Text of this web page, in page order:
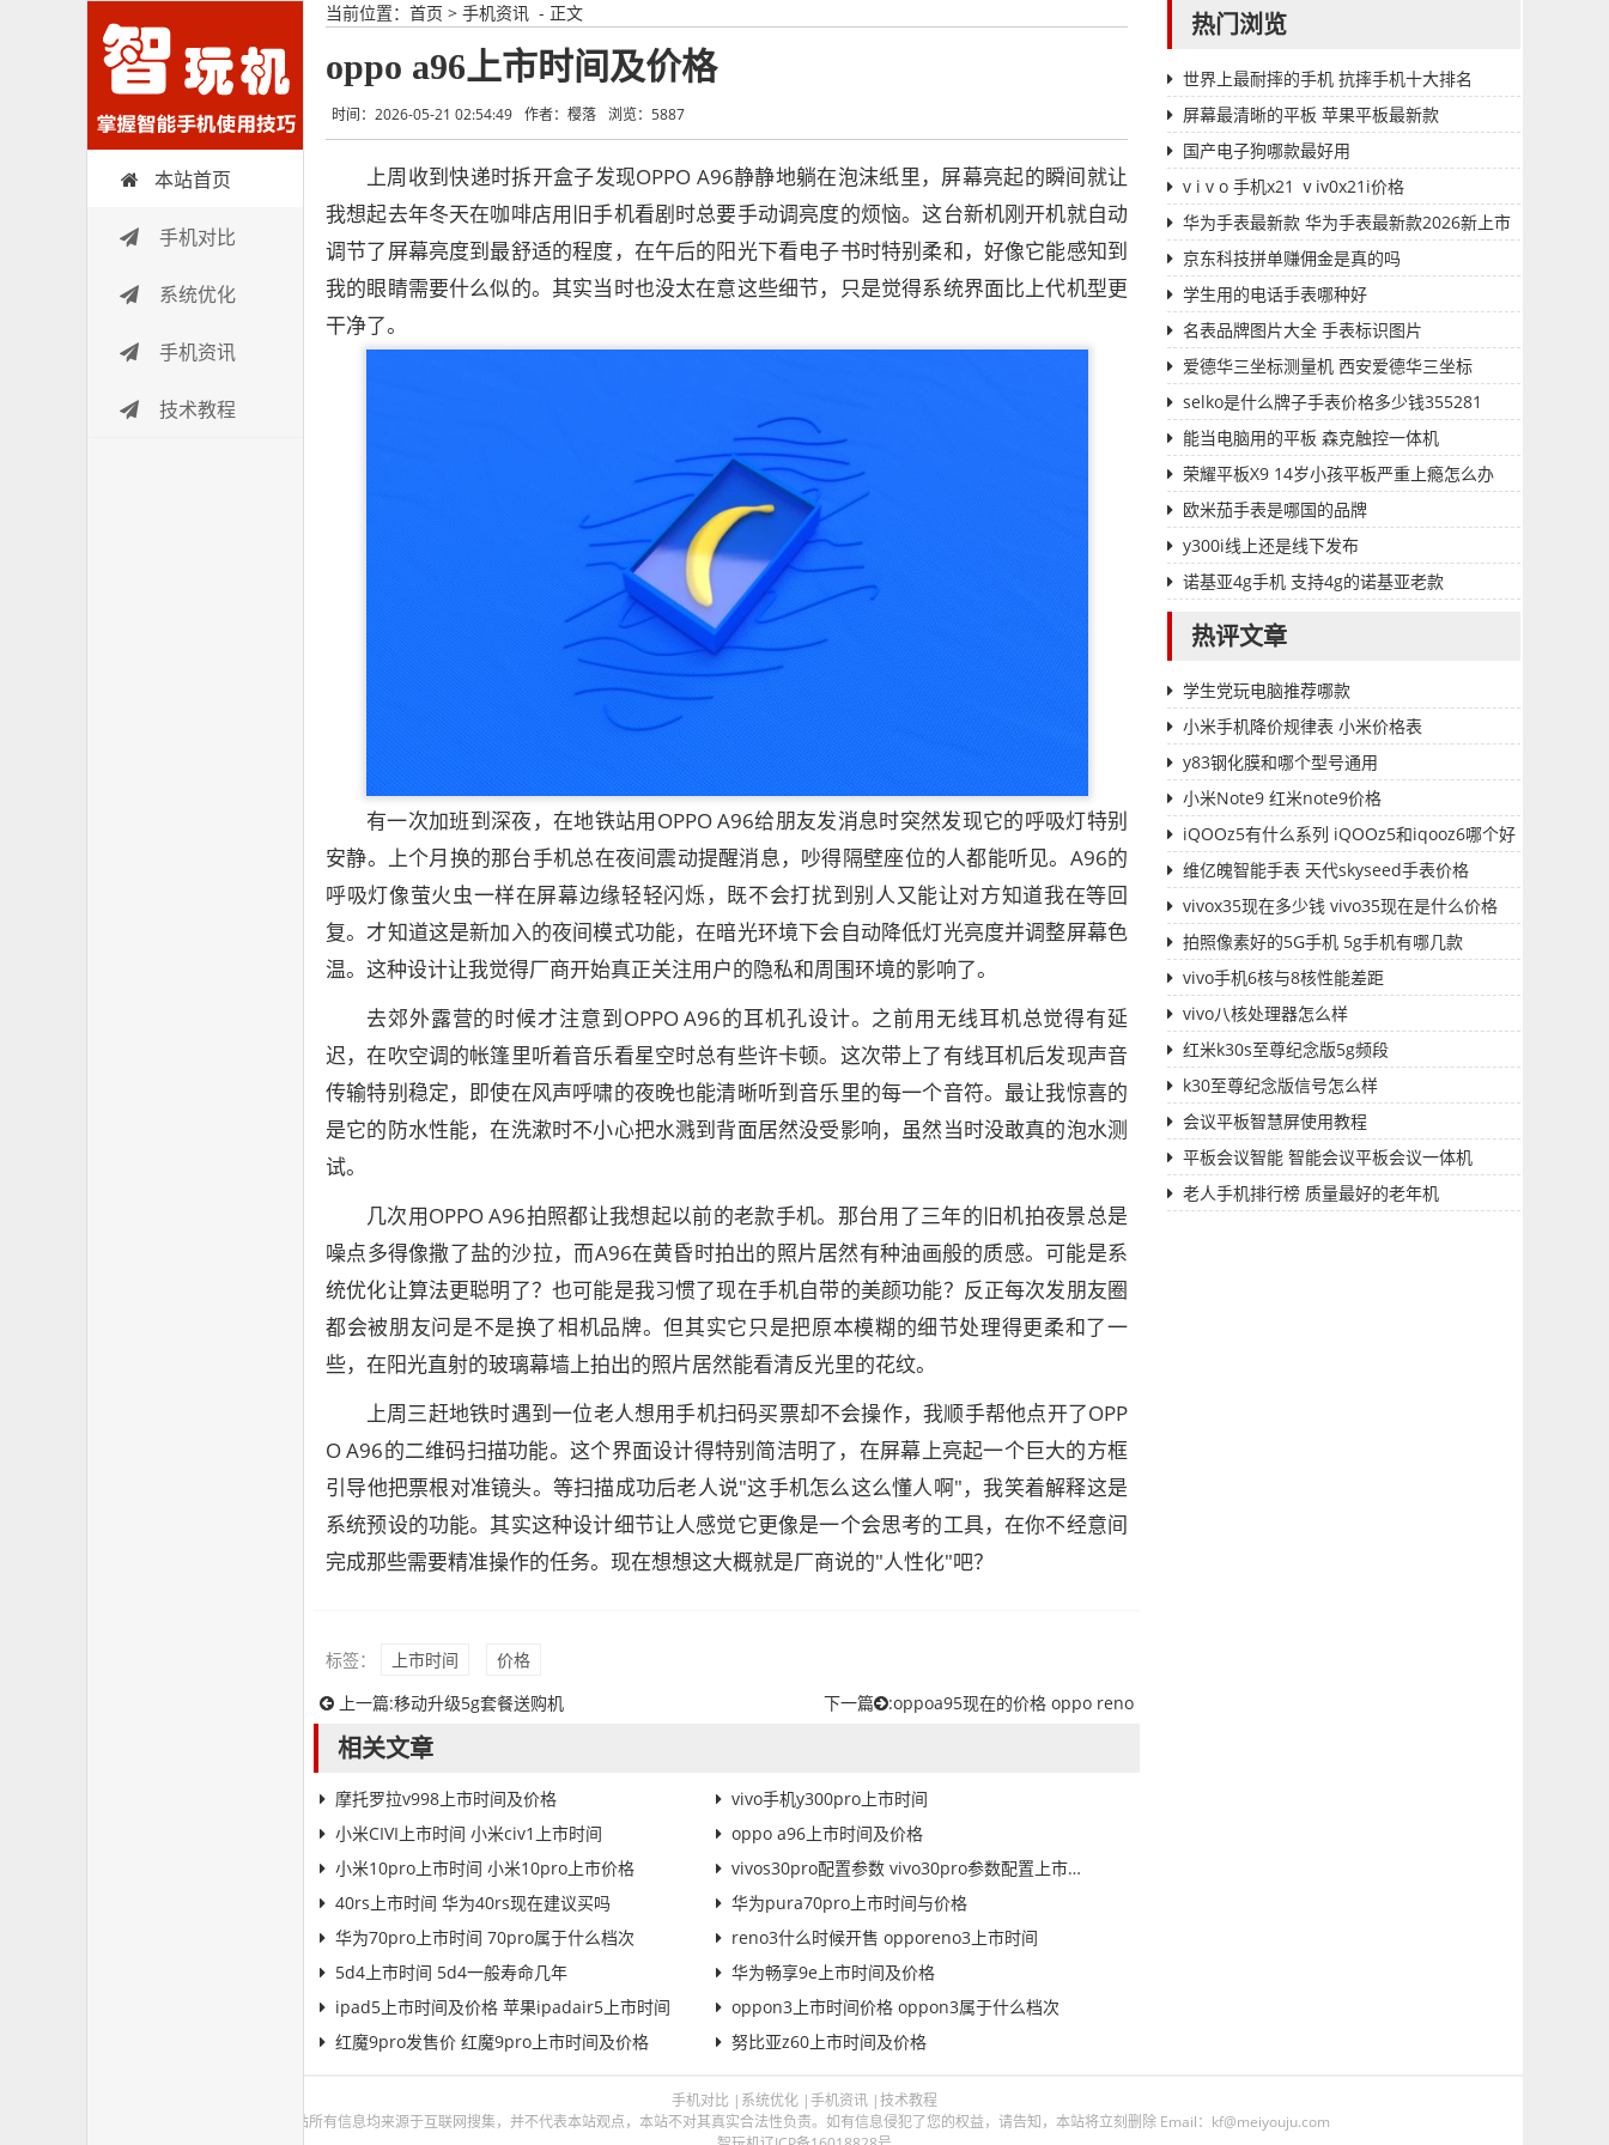
智玩机 本站首页
手机对比
系统优化
手机资讯
技术教程
当前位置： 首页 > 手机资讯 - 正文
oppo a96上市时间及价格
时间：2026-05-21 02:54:49 作者：樱落 浏览：5887
上周收到快递时拆开盒子发现OPPO A96静静地躺在泡沫纸里，屏幕亮起的瞬间就让
我想起去年冬天在咖啡店用旧手机看剧时总要手动调亮度的烦恼。这台新机刚开机就自动
调节了屏幕亮度到最舒适的程度，在午后的阳光下看电子书时特别柔和，好像它能感知到
我的眼睛需要什么似的。其实当时也没太在意这些细节，只是觉得系统界面比上代机型更
干净了。
有一次加班到深夜，在地铁站用OPPO A96给朋友发消息时突然发现它的呼吸灯特别
安静。上个月换的那台手机总在夜间震动提醒消息，吵得隔壁座位的人都能听见。A96的
呼吸灯像萤火虫一样在屏幕边缘轻轻闪烁，既不会打扰到别人又能让对方知道我在等回
复。才知道这是新加入的夜间模式功能，在暗光环境下会自动降低灯光亮度并调整屏幕色
温。这种设计让我觉得厂商开始真正关注用户的隐私和周围环境的影响了。
去郊外露营的时候才注意到OPPO A96的耳机孔设计。之前用无线耳机总觉得有延
迟，在吹空调的帐篷里听着音乐看星空时总有些许卡顿。这次带上了有线耳机后发现声音
传输特别稳定，即使在风声呼啸的夜晚也能清晰听到音乐里的每一个音符。最让我惊喜的
是它的防水性能，在洗漱时不小心把水溅到背面居然没受影响，虽然当时没敢真的泡水测
试。
几次用OPPO A96拍照都让我想起以前的老款手机。那台用了三年的旧机拍夜景总是
噪点多得像撒了盐的沙拉，而A96在黄昏时拍出的照片居然有种油画般的质感。可能是系
统优化让算法更聪明了？也可能是我习惯了现在手机自带的美颜功能？反正每次发朋友圈
都会被朋友问是不是换了相机品牌。但其实它只是把原本模糊的细节处理得更柔和了一
些，在阳光直射的玻璃幕墙上拍出的照片居然能看清反光里的花纹。
上周三赶地铁时遇到一位老人想用手机扫码买票却不会操作，我顺手帮他点开了OPP
O A96的二维码扫描功能。这个界面设计得特别简洁明了，在屏幕上亮起一个巨大的方框
引导他把票根对准镜头。等扫描成功后老人说"这手机怎么这么懂人啊"，我笑着解释这是
系统预设的功能。其实这种设计细节让人感觉它更像是一个会思考的工具，在你不经意间
完成那些需要精准操作的任务。现在想想这大概就是厂商说的"人性化"吧？
标签： 上市时间
价格
上一篇:移动升级5g套餐送购机 下一篇 :oppoa95现在的价格 oppo reno
相关文章
摩托罗拉v998上市时间及价格
vivo手机y300pro上市时间
小米CIVI上市时间 小米civ1上市时间
oppo a96上市时间及价格
小米10pro上市时间 小米10pro上市价格
vivos30pro配置参数 vivo30pro参数配置上市时间
40rs上市时间 华为40rs现在建议买吗
华为pura70pro上市时间与价格
华为70pro上市时间 70pro属于什么档次
reno3什么时候开售 opporeno3上市时间
5d4上市时间 5d4一般寿命几年
华为畅享9e上市时间及价格
ipad5上市时间及价格 苹果ipadair5上市时间
oppon3上市时间价格 oppon3属于什么档次
红魔9pro发售价 红魔9pro上市时间及价格
努比亚z60上市时间及价格
热门浏览
世界上最耐摔的手机 抗摔手机十大排名
屏幕最清晰的平板 苹果平板最新款
国产电子狗哪款最好用
v i v o 手机x21 ⅴiv0x21i价格
华为手表最新款 华为手表最新款2026新上市
多少钱一个
京东科技拼单赚佣金是真的吗
学生用的电话手表哪种好
名表品牌图片大全 手表标识图片
爱德华三坐标测量机 西安爱德华三坐标
selko是什么牌子手表价格多少钱355281
能当电脑用的平板 森克触控一体机
荣耀平板X9 14岁小孩平板严重上瘾怎么办
欧米茄手表是哪国的品牌
y300i线上还是线下发布
诺基亚4g手机 支持4g的诺基亚老款
热评文章
学生党玩电脑推荐哪款
小米手机降价规律表 小米价格表
y83钢化膜和哪个型号通用
小米Note9 红米note9价格
iQOOz5有什么系列 iQOOz5和iqooz6哪个好
维亿魄智能手表 天代skyseed手表价格
vivox35现在多少钱 vivo35现在是什么价格
拍照像素好的5G手机 5g手机有哪几款
vivo手机6核与8核性能差距
vivo八核处理器怎么样
红米k30s至尊纪念版5g频段
k30至尊纪念版信号怎么样
会议平板智慧屏使用教程
平板会议智能 智能会议平板会议一体机
老人手机排行榜 质量最好的老年机
手机对比 | 系统优化 |手机资讯 |技术教程
本站所有信息均来源于互联网搜集，并不代表本站观点，本站不对其真实合法性负责。如有信息侵犯了您的权益，请告知，本站将立刻删除 Email：kf@meiyouju.com